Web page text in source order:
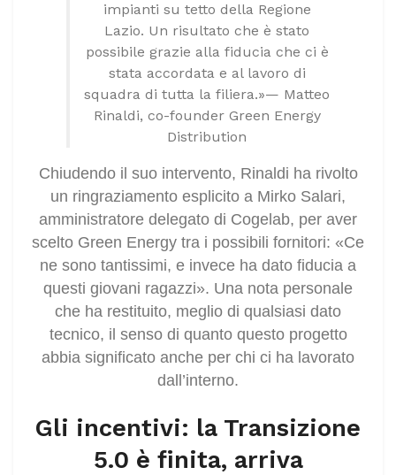
impianti su tetto della Regione
Lazio. Un risultato che è stato
possibile grazie alla fiducia che ci è
stata accordata e al lavoro di
squadra di tutta la filiera.»— Matteo
Rinaldi, co-founder Green Energy
Distribution
Chiudendo il suo intervento, Rinaldi ha rivolto
un ringraziamento esplicito a Mirko Salari,
amministratore delegato di Cogelab, per aver
scelto Green Energy tra i possibili fornitori: «Ce
ne sono tantissimi, e invece ha dato fiducia a
questi giovani ragazzi». Una nota personale
che ha restituito, meglio di qualsiasi dato
tecnico, il senso di quanto questo progetto
abbia significato anche per chi ci ha lavorato
dall’interno.
Gli incentivi: la Transizione
5.0 è finita, arriva